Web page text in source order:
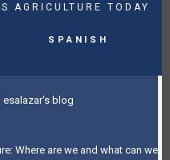
AGRICULTURE TODAY
Spanish
esalazar's blog
Where are we and what can we